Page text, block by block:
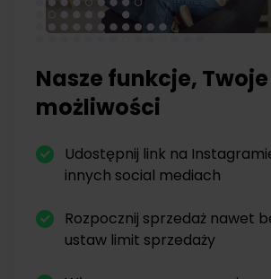
Nasze funkcje, Twoje
możliwości
Udostępnij link na
innych social mediach
Rozpocznij sprzedaż nawet
ustaw limit sprzedaży